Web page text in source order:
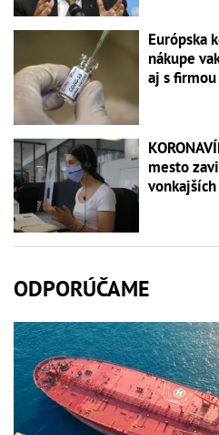
Európska
nákupe
aj s firmou
mesto
ODPORÚČAME